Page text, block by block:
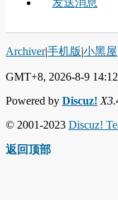
发送消息
Archiver|手机版|小黑屋
GMT+8, 2026-8-9 14:12
Powered by Discuz!
© 2001-2023 Discuz!
返回顶部